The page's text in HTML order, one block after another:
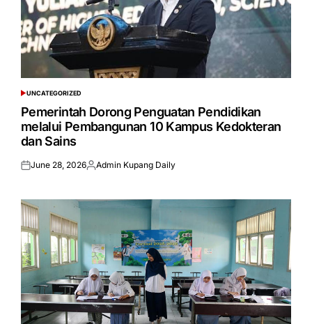
POSTED
IN
UNCATEGORIZED
Pemerintah Dorong Penguatan Pendidikan
melalui Pembangunan 10 Kampus Kedokteran
dan Sains
Posted
June 28, 2026Posted
Admin Kupang Daily